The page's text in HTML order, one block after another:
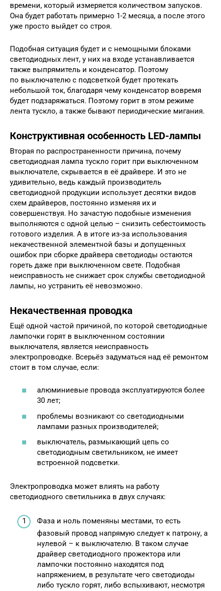
времени, который измеряется количеством запусков.
Она будет работать примерно 1-2 месяца, а после этого
уже просто выйдет со строя.
Подобная ситуация будет и с немощными блоками
светодиодных лент, у них на входе устанавливается
также выпрямитель и конденсатор. Поэтому
по выключателю с подсветкой будет протекать
небольшой ток, благодаря чему конденсатор вовремя
будет подзаряжаться. Поэтому горит в этом режиме
лента тускло, а также бывают периодические мигания.
Конструктивная особенность LED-лампы
Вторая по распространенности причина, почему
светодиодная лампа тускло горит при выключенном
выключателе, скрывается в её драйвере. И это не
удивительно, ведь каждый производитель
светодиодной продукции использует десятки видов
схем драйверов, постоянно изменяя их и
совершенствуя. Но зачастую подобные изменения
выполняются с одной целью – снизить себестоимость
готового изделия. А в итоге из-за использования
некачественной элементной базы и допущенных
ошибок при сборке драйвера светодиоды остаются
гореть даже при выключенном свете. Подобная
неисправность не снижает срок службы светодиодной
лампы, но устранить её невозможно.
Некачественная проводка
Ещё одной частой причиной, по которой светодиодные
лампочки горят в выключенном состоянии
выключателя, является неисправность
электропроводке. Всерьёз задуматься над её ремонтом
стоит в том случае, если:
алюминиевые провода эксплуатируются более
30 лет;
проблемы возникают со светодиодными
лампами разных производителей;
выключатель, размыкающий цепь со
светодиодным светильником, не имеет
встроенной подсветки.
Электропроводка может влиять на работу
светодиодного светильника в двух случаях:
Фаза и ноль поменяны местами, то есть
фазовый провод напрямую следует к патрону, а
нулевой – к выключателю. В таком случае
драйвер светодиодного прожектора или
лампочки постоянно находятся под
напряжением, в результате чего светодиоды
либо тускло горят, либо вспыхивают, несмотря